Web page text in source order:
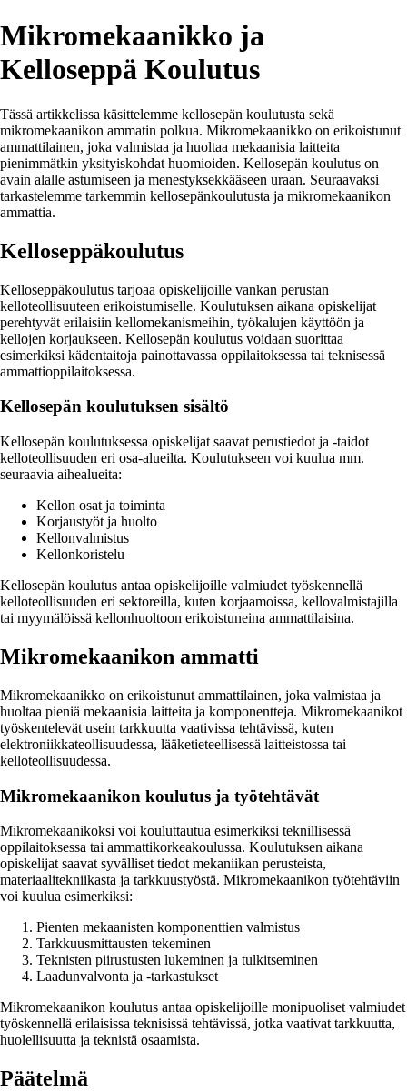
Mikromekaanikko ja
Kelloseppä Koulutus
Tässä artikkelissa käsittelemme kellosepän koulutusta sekä
mikromekaanikon ammatin polkua. Mikromekaanikko on erikoistunut
ammattilainen, joka valmistaa ja huoltaa mekaanisia laitteita
pienimmätkin yksityiskohdat huomioiden. Kellosepän koulutus on
avain alalle astumiseen ja menestyksekkääseen uraan. Seuraavaksi
tarkastelemme tarkemmin kellosepänkoulutusta ja mikromekaanikon
ammattia.
Kelloseppäkoulutus
Kelloseppäkoulutus tarjoaa opiskelijoille vankan perustan
kelloteollisuuteen erikoistumiselle. Koulutuksen aikana opiskelijat
perehtyvät erilaisiin kellomekanismeihin, työkalujen käyttöön ja
kellojen korjaukseen. Kellosepän koulutus voidaan suorittaa
esimerkiksi kädentaitoja painottavassa oppilaitoksessa tai teknisessä
ammattioppilaitoksessa.
Kellosepän koulutuksen sisältö
Kellosepän koulutuksessa opiskelijat saavat perustiedot ja -taidot
kelloteollisuuden eri osa-alueilta. Koulutukseen voi kuulua mm.
seuraavia aihealueita:
Kellon osat ja toiminta
Korjaustyöt ja huolto
Kellonvalmistus
Kellonkoristelu
Kellosepän koulutus antaa opiskelijoille valmiudet työskennellä
kelloteollisuuden eri sektoreilla, kuten korjaamoissa, kellovalmistajilla
tai myymälöissä kellonhuoltoon erikoistuneina ammattilaisina.
Mikromekaanikon ammatti
Mikromekaanikko on erikoistunut ammattilainen, joka valmistaa ja
huoltaa pieniä mekaanisia laitteita ja komponentteja. Mikromekaanikot
työskentelevät usein tarkkuutta vaativissa tehtävissä, kuten
elektroniikkateollisuudessa, lääketieteellisessä laitteistossa tai
kelloteollisuudessa.
Mikromekaanikon koulutus ja työtehtävät
Mikromekaanikoksi voi kouluttautua esimerkiksi teknillisessä
oppilaitoksessa tai ammattikorkeakoulussa. Koulutuksen aikana
opiskelijat saavat syvälliset tiedot mekaniikan perusteista,
materiaalitekniikasta ja tarkkuustyöstä. Mikromekaanikon työtehtäviin
voi kuulua esimerkiksi:
Pienten mekaanisten komponenttien valmistus
Tarkkuusmittausten tekeminen
Teknisten piirustusten lukeminen ja tulkitseminen
Laadunvalvonta ja -tarkastukset
Mikromekaanikon koulutus antaa opiskelijoille monipuoliset valmiudet
työskennellä erilaisissa teknisissä tehtävissä, jotka vaativat tarkkuutta,
huolellisuutta ja teknistä osaamista.
Päätelmä